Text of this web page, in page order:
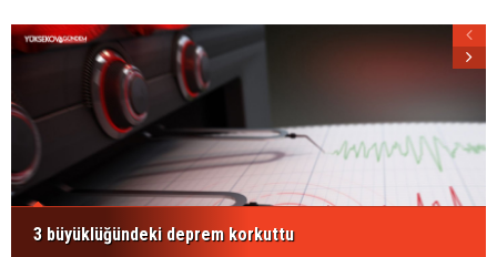
3 büyüklüğündeki deprem korkuttu